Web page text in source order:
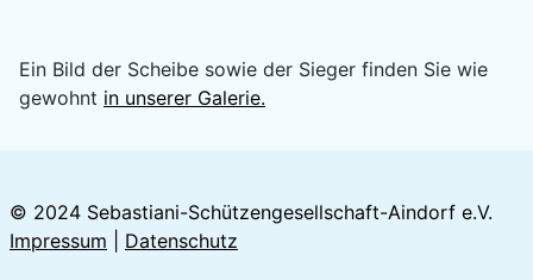
Ein Bild der Scheibe sowie der Sieger finden Sie wie
gewohnt in unserer Galerie.
© 2024 Sebastiani-Schützengesellschaft-Aindorf e.V.
Impressum
Datenschutz